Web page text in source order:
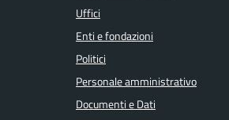
Uffici
Enti e fondazioni
Politici
Personale amministrativo
Documenti e Dati